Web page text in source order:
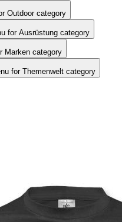
Outdoor category
for Ausrüstung category
Marken category
for Themenwelt category